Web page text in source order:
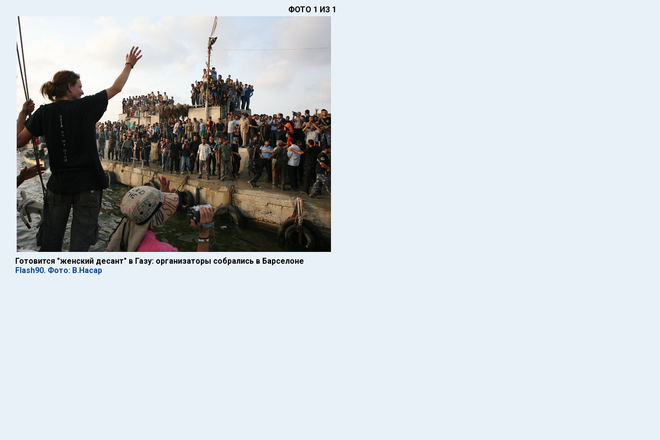
ФОТО 1 ИЗ 1
Готовится "женский десант" в Газу: организаторы собрались в Барселоне
Flash90. Фото: В.Насар